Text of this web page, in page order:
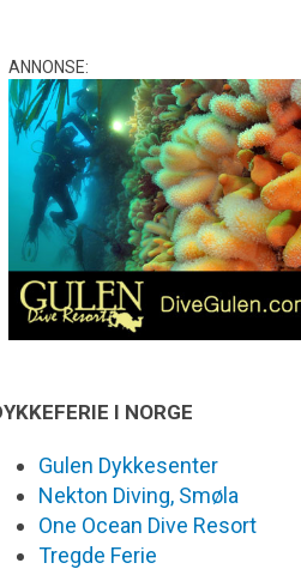
ANNONSE:
I NORGE
Gulen Dykkesenter
Nekton Diving, Smøla
One Ocean Dive Resort
Tregde Ferie